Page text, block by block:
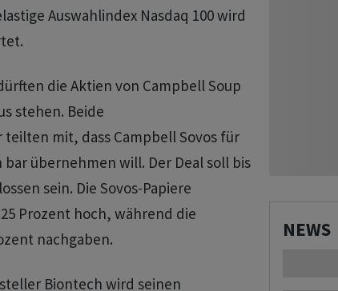
Auswahlindex Nasdaq 100 wird
die Aktien von Campbell Soup
stehen. Beide
mit, dass Campbell Sovos für
bar übernehmen will. Der Deal soll bis
sein. Die Sovos-Papiere
Prozent hoch, während die
nachgaben.
Biontech wird seinen
NEWS